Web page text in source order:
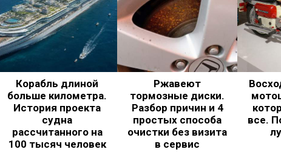
Корабль длиной
больше километра.
История проекта
судна
рассчитанного на
100 тысяч человек
Ржавеют
тормозные диски.
Разбор причин и 4
простых способа
очистки без визита
в сервис
все.